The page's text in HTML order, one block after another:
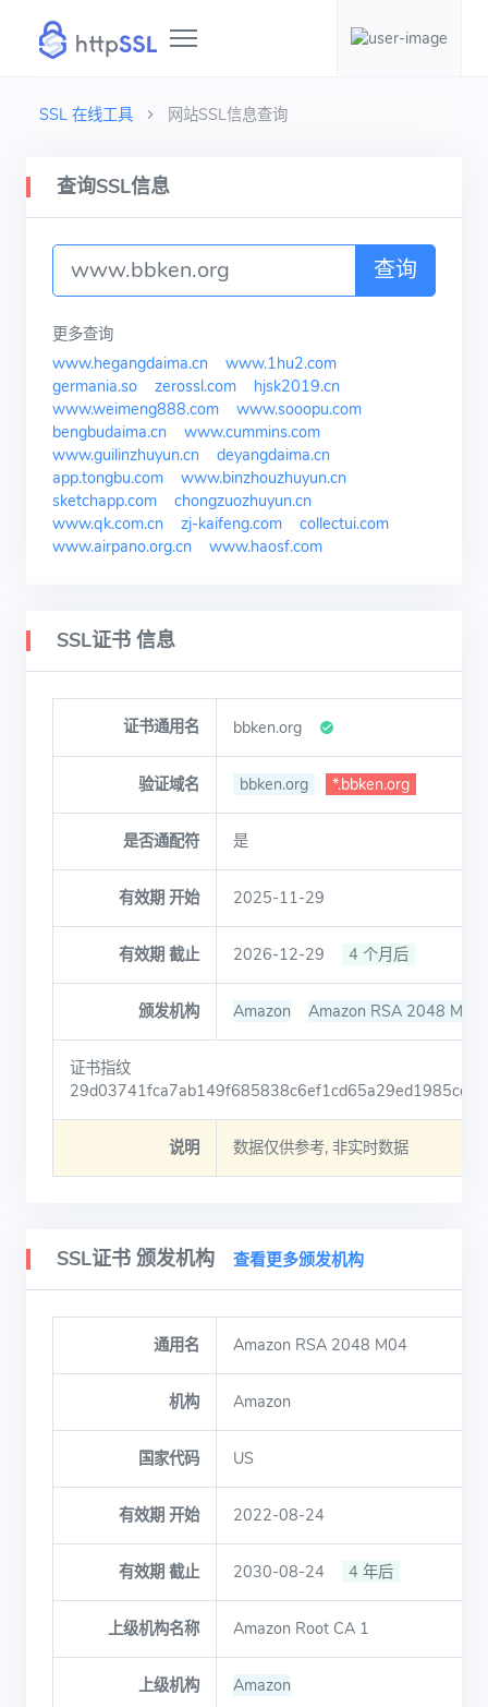
SSL 在线工具 网站SSL信息查询
查询SSL信息
查询
更多查询
www.hegangdaima.cn
www.1hu2.com
germania.so
zerossl.com
hjsk2019.cn
www.weimeng888.com
www.sooopu.com
bengbudaima.cn
www.cummins.com
www.guilinzhuyun.cn
deyangdaima.cn
app.tongbu.com
www.binzhouzhuyun.cn
sketchapp.com
chongzuozhuyun.cn
www.qk.com.cn
zj-kaifeng.com
collectui.com
www.airpano.org.cn
www.haosf.com
SSL证书 信息
证书通用名 bbken.org
验证域名 bbken.org *.bbken.org
是否通配符 是
有效期 开始 2025-11-29
有效期 截止 2026-12-29 4 个月后
颁发机构 Amazon Amazon RSA 2048 M04
证书指纹
说明 数据仅供参考, 非实时数据
SSL证书 颁发机构 查看更多颁发机构
通用名 Amazon RSA 2048 M04
机构 Amazon
国家代码 US
有效期 开始 2022-08-24
有效期 截止 2030-08-24 4 年后
上级机构名称 Amazon Root CA 1
上级机构 Amazon